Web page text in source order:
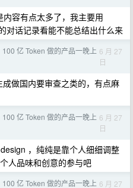
容有点太多了，我主要用
对话记录看能不能总结出什么来
100 亿 Token 做的产品一晚上 6 月 27
日
做国内要审查之类的，有点麻
100 亿 Token 做的产品一晚上 6 月 27
日
，纯纯是靠个人细细调整
人品味和创意的参与吧
100 亿 Token 做的产品一晚上 6 月 27